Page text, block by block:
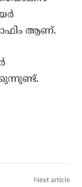
ആണ്.
Next article